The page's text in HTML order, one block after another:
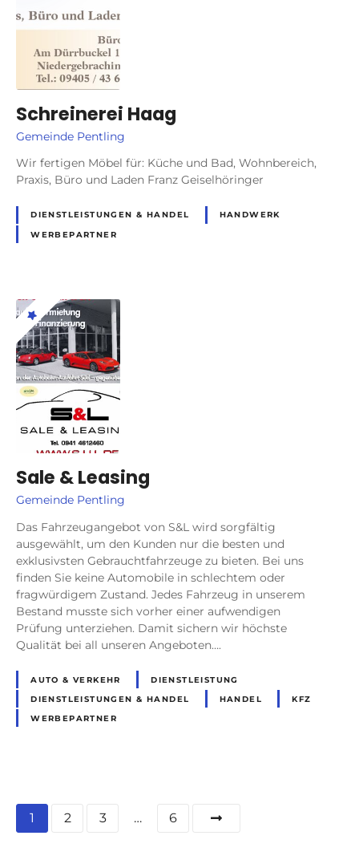
Schreinerei Haag
Gemeinde Pentling
Wir fertigen Möbel für: Küche und Bad, Wohnbereich,
Praxis, Büro und Laden Franz Geiselhöringer
DIENSTLEISTUNGEN & HANDEL
HANDWERK
WERBEPARTNER
Sale & Leasing
Gemeinde Pentling
Das Fahrzeugangebot von S&L wird sorgfältig
ausgewählt, um den Kunden nur die besten und
exklusivsten Gebrauchtfahrzeuge zu bieten. Bei uns
finden Sie keine Automobile in schlechtem oder
fragwürdigem Zustand. Jedes Fahrzeug in unserem
Bestand musste sich vorher einer aufwendigen
Prüfung unterziehen. Damit sichern wir höchste
Qualität bei all unseren Angeboten….
AUTO & VERKEHR
DIENSTLEISTUNG
DIENSTLEISTUNGEN & HANDEL
HANDEL
KFZ
WERBEPARTNER
1 2 3 … 6